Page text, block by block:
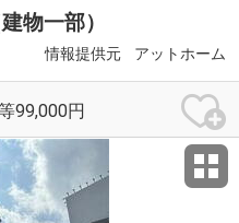
物一部）
情報提供元 アットホーム
99,000円